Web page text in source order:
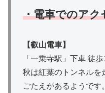
・電車でのアク
【叡山電車】
「一乗寺駅」下車 徒
秋は紅葉のトンネルを
ごたえがあるようです。